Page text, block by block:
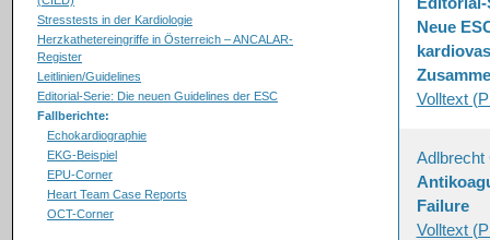
Stresstests in der Kardiologie
Herzkathetereingriffe in Österreich – ANCALAR-
Register
Leitlinien/Guidelines
Editorial-Serie: Die neuen Guidelines der ESC
Fallberichte:
Echokardiographie
EKG-Beispiel
EPU-Corner
Heart Team Case Reports
OCT-Corner
Neue
Volltext
Adlbrecht
Failure
Volltext